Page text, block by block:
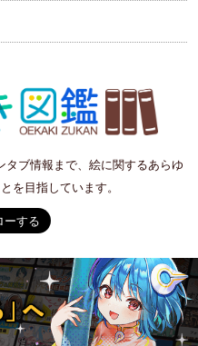
タブ情報まで、絵に関するあらゆ
を目指しています。